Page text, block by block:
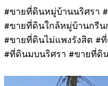
#ขายที่ดินหมู่บ้านนริศรา
#ขายที่ดินใกล้หมู่บ้านกรีน
#ขายที่ดินไม่แพงรังสิต #
#ที่ดินมบนริศรา #ขายที่ดิ